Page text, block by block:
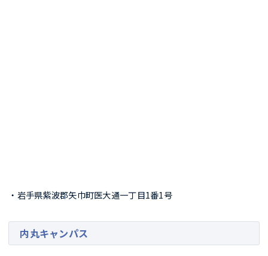
・岩手県紫波郡矢巾町医大通一丁目1番1号
内丸キャンパス